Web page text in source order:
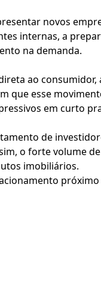
novos
internas, a
na demanda.
ao consumidor,
que esse
em curto
de
o forte volume
imobiliários.